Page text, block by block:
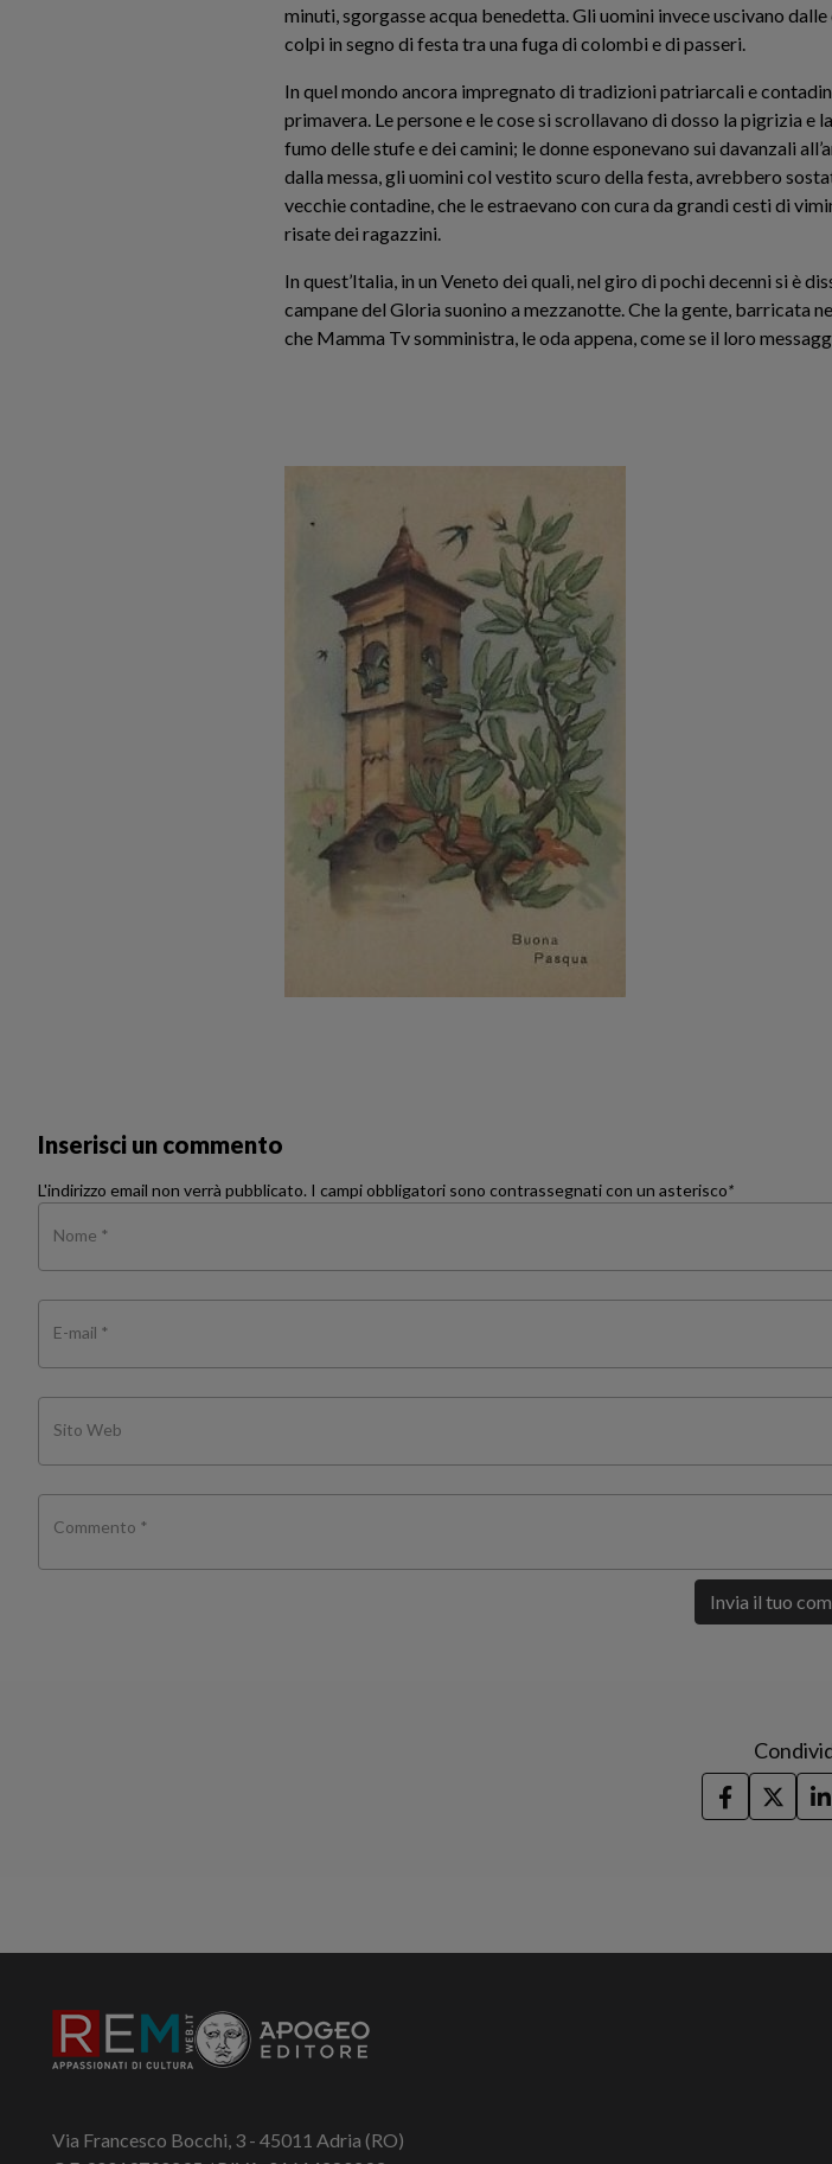
minuti, sgorgasse acqua benedetta. Gli uomini invece uscivano
colpi in segno di festa tra una fuga di colombi e di passeri.
In quel mondo ancora impregnato di tradizioni patriarcali e
primavera. Le persone e le cose si scrollavano di dosso la pigrizia e
fumo delle stufe e dei camini; le donne esponevano sui davanzali
dalla messa, gli uomini col vestito scuro della festa, avrebbero
vecchie contadine, che le estraevano con cura da grandi cesti di
risate dei ragazzini.
In quest’Italia, in un Veneto dei quali, nel giro di pochi decenni si è
campane del Gloria suonino a mezzanotte. Che la gente, barricata
che Mamma Tv somministra, le oda appena, come se il loro
Inserisci un commento
L'indirizzo email non verrà pubblicato. I campi obbligatori sono contrassegnati con un asterisco*
Nome *
E-mail *
Sito Web
Commento *
Invia il tuo
Via Francesco Bocchi, 3 - 45011 Adria (RO)